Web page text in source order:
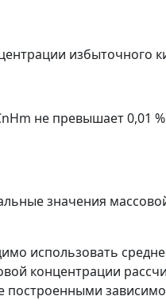
избыточного
nНm не превышает 0,01
значения
использовать
концентрации
построенными